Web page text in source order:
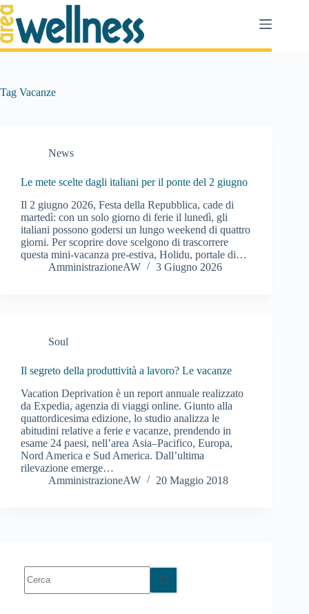
Salta
al
contenuto
Tag Vacanze
News
Le mete scelte dagli italiani per il ponte del 2 giugno
Il 2 giugno 2026, Festa della Repubblica, cade di
martedì: con un solo giorno di ferie il lunedì, gli
italiani possono godersi un lungo weekend di quattro
giorni. Per scoprire dove scelgono di trascorrere
questa mini-vacanza pre-estiva, Holidu, portale di…
AmministrazioneAW
3 Giugno 2026
Soul
Il segreto della produttività a lavoro? Le vacanze
Vacation Deprivation è un report annuale realizzato
da Expedia, agenzia di viaggi online. Giunto alla
quattordicesima edizione, lo studio analizza le
abitudini relative a ferie e vacanze, prendendo in
esame 24 paesi, nell’area Asia–Pacifico, Europa,
Nord America e Sud America. Dall’ultima
rilevazione emerge…
AmministrazioneAW
20 Maggio 2018
risultato